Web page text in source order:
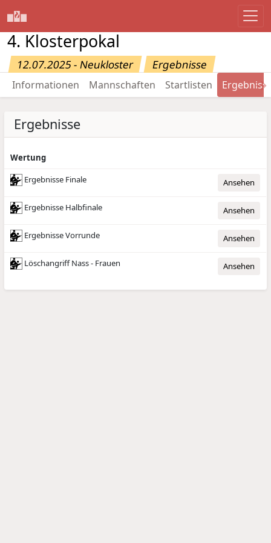
4. Klosterpokal
12.07.2025 - Neukloster Ergebnisse
Informationen Mannschaften Startlisten →
Ergebnisse
Wertung
Ergebnisse Finale
Ansehen
Ergebnisse Halbfinale Ansehen
Ergebnisse Vorrunde Ansehen
Löschangriff Nass - Frauen Ansehen